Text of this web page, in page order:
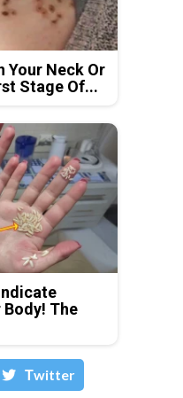
Your Neck Or
Stage Of...
Body! The
Тwitter